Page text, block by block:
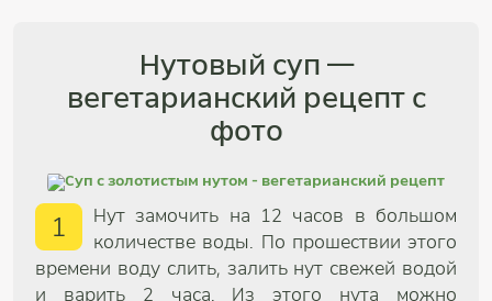
Нутовый суп —
вегетарианский рецепт с
фото
1
Нут замочить на 12 часов в большом
количестве воды. По прошествии этого
времени воду слить, залить нут свежей водой
и варить 2 часа. Из этого нута можно